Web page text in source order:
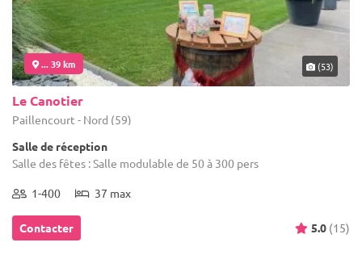
... 39 km (53)
Le Canotier
Paillencourt - Nord (59)
Salle de réception
Salle des fêtes : Salle modulable de 50 à 300 pers
1-400 37 max
Contacter 5.0 (15)